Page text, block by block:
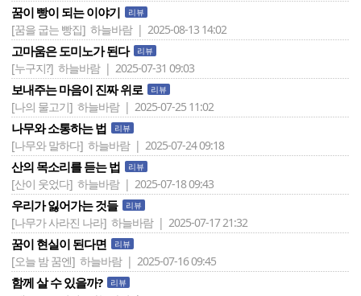
꿈이 빵이 되는 이야기 리뷰
[꿈을 굽는 빵집] 하늘바람 | 2025-08-13 14:02
고마움은 도미노가 된다 리뷰
[누구지?] 하늘바람 | 2025-07-31 09:03
보내주는 마음이 진짜 위로 리뷰
[나의 물고기] 하늘바람 | 2025-07-25 11:02
나무와 소통하는 법 리뷰
[나무와 말하다] 하늘바람 | 2025-07-24 09:18
산의 목소리를 듣는 법 리뷰
[산이 웃었다] 하늘바람 | 2025-07-18 09:43
우리가 잃어가는 것들 리뷰
[나무가 사라진 나라] 하늘바람 | 2025-07-17 21:32
꿈이 현실이 된다면 리뷰
[오늘 밤 꿈엔] 하늘바람 | 2025-07-16 09:45
함께 살 수 있을까? 리뷰